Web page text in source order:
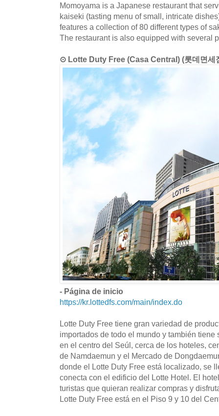
Momoyama is a Japanese restaurant that
kaiseki (tasting menu of small, intricate
features a collection of 80 different types of
The restaurant is also equipped with several
⊙ Lotte Duty Free (Casa Central) (롯데면세
- Página de inicio
https://kr.lottedfs.com/main/index.do
Lotte Duty Free tiene gran variedad de
importados de todo el mundo y también tiene
en el centro del Seúl, cerca de los hoteles,
de Namdaemun y el Mercado de
donde el Lotte Duty Free está localizado, se
conecta con el edificio del Lotte Hotel. El
turistas que quieran realizar compras y
Lotte Duty Free está en el Piso 9 y 10 del